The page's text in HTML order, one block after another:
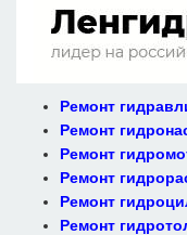
Ремонт
Ремонт
Ремонт
Ремонт
Ремонт
Ремонт